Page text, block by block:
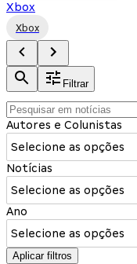
Xbox
Xbox
Filtrar
Autores e Colunistas
Selecione as opções
Notícias
Selecione as opções
Ano
Selecione as opções
Aplicar filtros